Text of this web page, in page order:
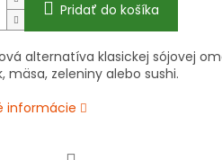
Pridať do košíka
alternatíva klasickej sójovej
mäsa, zeleniny alebo sushi.
informácie